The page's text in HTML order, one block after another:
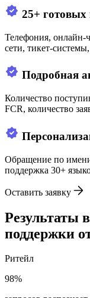
25+ готовых
Телефония, онлайн-
сети, тикет-
Подробная
Количество
FCR, количество
Обращение по
поддержка 30+
Оставить заявку
Результаты
поддержки
Ритейл
98%